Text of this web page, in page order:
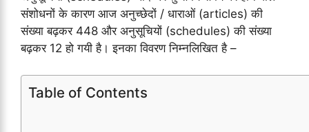
संशोधनों के कारण आज अनुच्छेदों / धाराओं (articles) की
संख्या बढ़कर 448 और अनुसूचियों (schedules) की संख्या
बढ़कर 12 हो गयी है। इनका विवरण निम्नलिखित है –
Table of Contents